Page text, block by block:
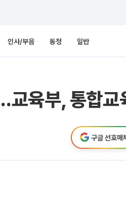
인사/부음 동정 일반
육부, 통합교
구글 선호매